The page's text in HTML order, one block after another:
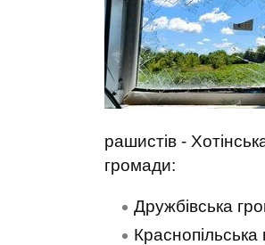
рашистів -
громади:
Дружбівська
Краснопільська